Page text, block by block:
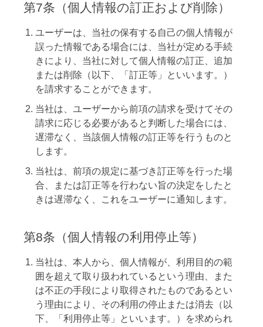
第7条（個人情報の訂正および削除）
ユーザーは、当社の保有する自己の個人情報が
誤った情報である場合には、当社が定める手続
きにより、当社に対して個人情報の訂正、追加
または削除（以下、「訂正等」といいます。）
を請求することができます。
当社は、ユーザーから前項の請求を受けてその
請求に応じる必要があると判断した場合には、
遅滞なく、当該個人情報の訂正等を行うものと
します。
当社は、前項の規定に基づき訂正等を行った場
合、または訂正等を行わない旨の決定をしたと
きは遅滞なく、これをユーザーに通知します。
第8条（個人情報の利用停止等）
当社は、本人から、個人情報が、利用目的の範
囲を超えて取り扱われているという理由、また
は不正の手段により取得されたものであるとい
う理由により、その利用の停止または消去（以
下、「利用停止等」といいます。）を求められ